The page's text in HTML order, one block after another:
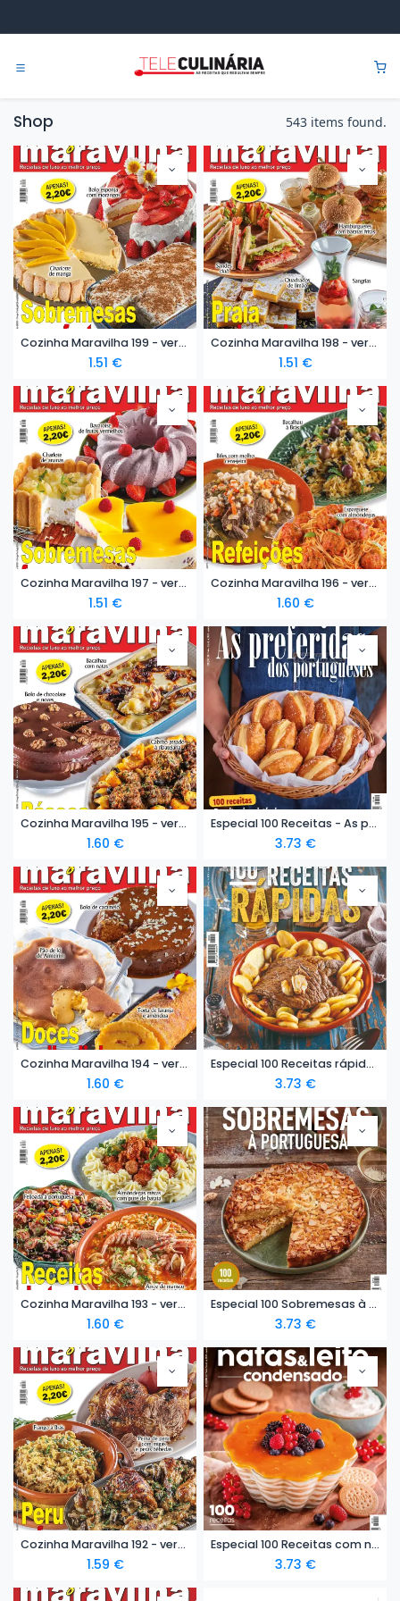
Shop 543 items found.
Cozinha Maravilha 199 - versão digital
1.51 €
Cozinha Maravilha 198 - versão digital
1.51 €
Cozinha Maravilha 197 - versão digital
1.51 €
Cozinha Maravilha 196 - versão digital
1.60 €
Cozinha Maravilha 195 - versão digital
1.60 €
Especial 100 Receitas - As preferidas dos Portugueses - versão digital
3.73 €
Cozinha Maravilha 194 - versão digital
1.60 €
Especial 100 Receitas rápidas - versão digital
3.73 €
Cozinha Maravilha 193 - versão digital
1.60 €
Especial 100 Sobremesas à Portuguesa - versão digital
3.73 €
Cozinha Maravilha 192 - versão digital
1.59 €
Especial 100 Receitas com natas e leite condensado - versão digital
3.73 €